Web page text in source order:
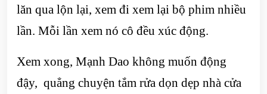
lăn qua lộn lại, xem đi xem lại bộ phim nhiều
lần. Mỗi lần xem nó cô đều xúc động.
Xem xong, Mạnh Dao không muốn động
đậy, quẳng chuyện tắm rửa dọn dẹp nhà cửa